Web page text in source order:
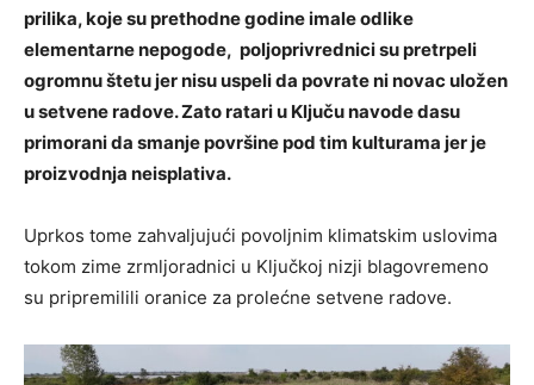
prilika, koje su prethodne godine imale odlike
elementarne nepogode, poljoprivrednici su pretrpeli
ogromnu štetu jer nisu uspeli da povrate ni novac uložen
u setvene radove. Zato ratari u Ključu navode dasu
primorani da smanje površine pod tim kulturama jer je
proizvodnja neisplativa.
Uprkos tome zahvaljujući povoljnim klimatskim uslovima
tokom zime zrmljoradnici u Ključkoj nizji blagovremeno
su pripremilili oranice za prolećne setvene radove.